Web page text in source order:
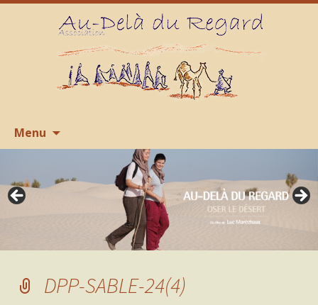
Menu
contenu
DPP-SABLE-24(4)